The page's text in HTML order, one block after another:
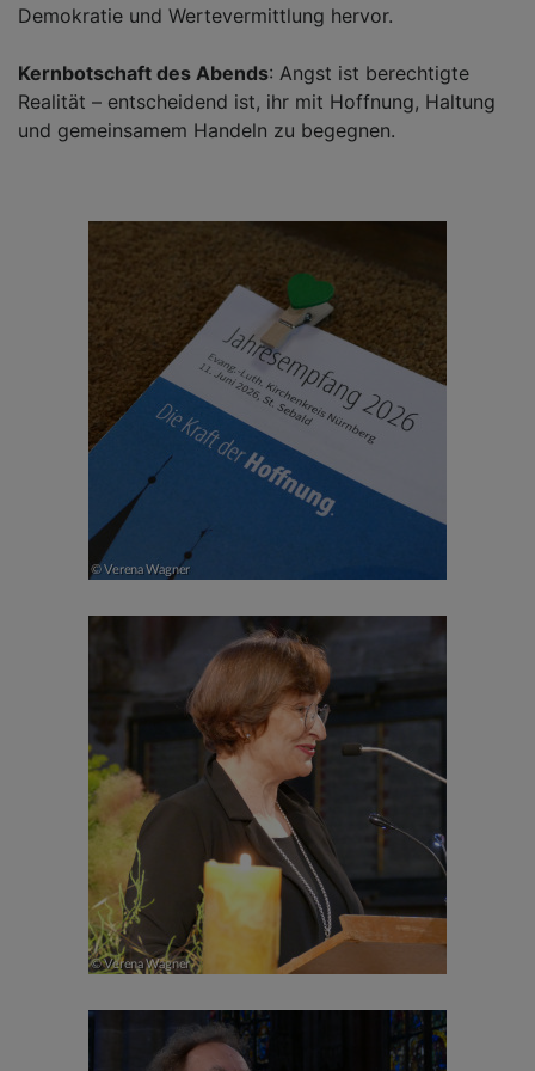
Demokratie und Wertevermittlung hervor.
Kernbotschaft des Abends: Angst ist berechtigte
Realität – entscheidend ist, ihr mit Hoffnung, Haltung
und gemeinsamem Handeln zu begegnen.